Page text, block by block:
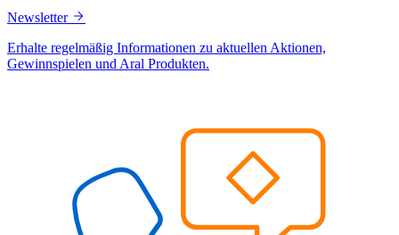
Newsletter
Erhalte regelmäßig Informationen zu aktuellen Aktionen,
Gewinnspielen und Aral Produkten.